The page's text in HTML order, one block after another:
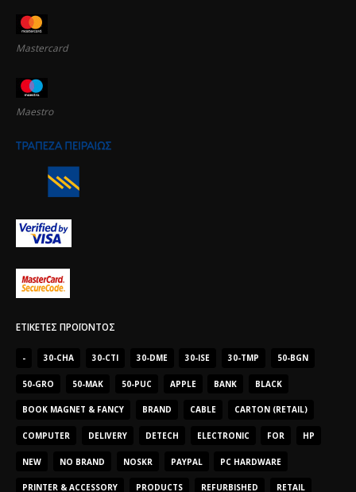
Mastercard
Maestro
ΕΤΙΚΈΤΕΣ ΠΡΟΪΌΝΤΟΣ
- 30-CHA 30-CTI 30-DME 30-ISE 30-TMP 50-BGN
50-GRO 50-MAK 50-PUC APPLE BANK BLACK
BOOK MAGNET & FANCY BRAND CABLE CARTON (RETAIL)
COMPUTER DELIVERY DETECH ELECTRONIC FOR HP
NEW NO BRAND NOSKR PAYPAL PC HARDWARE
PRINTER & ACCESSORY PRODUCTS REFURBISHED RETAIL